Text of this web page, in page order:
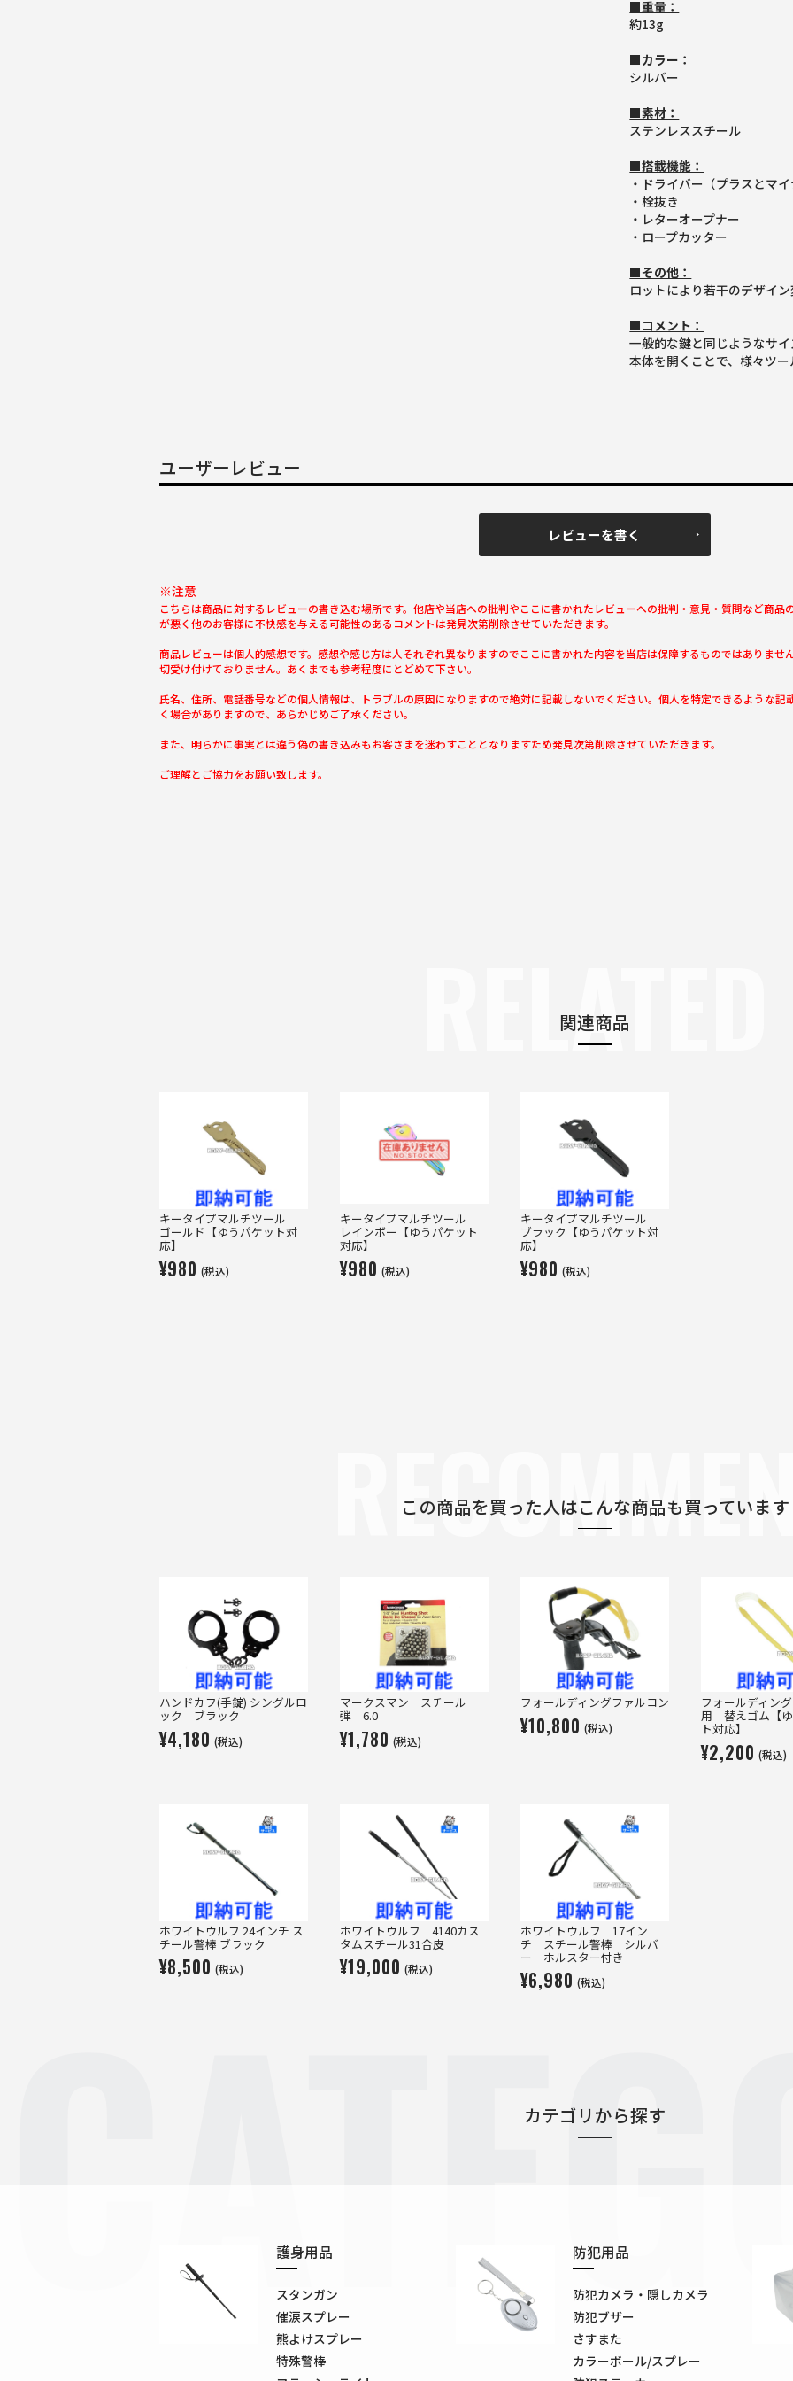
■重量：
約13g
■カラー：
シルバー
■素材：
ステンレススチール
■搭載機能：
・ドライバー（プラスとマ
・栓抜き
・レターオープナー
・ロープカッター
■その他：
ロットにより若干のデザイ
■コメント：
一般的な鍵と同じようなサ
本体を開くことで、様々ツ
ユーザーレビュー
レビューを書く
※注意
こちらは商品に対するレビューの書き込む場所です。他店や当店への批判やここに書かれたレビューへの批判・意見・質問など商
が悪く他のお客様に不快感を与える可能性のあるコメントは発見次第削除させていただきます。
商品レビューは個人的感想です。感想や感じ方は人それぞれ異なりますのでここに書かれた内容を当店は保障するものではありま
切受け付けておりません。あくまでも参考程度にとどめて下さい。
氏名、住所、電話番号などの個人情報は、トラブルの原因になりますので絶対に記載しないでください。個人を特定できるような
く場合がありますので、あらかじめご了承ください。
また、明らかに事実とは違う偽の書き込みもお客さまを迷わすこととなりますため発見次第削除させていただきます。
ご理解とご協力をお願い致します。
関連商品
RELATED
キータイプマルチツール
ゴールド【ゆうパケット対
応】
¥980 (税込)
キータイプマルチツール
レインボー【ゆうパケット
対応】
¥980 (税込)
キータイプマルチツール
ブラック【ゆうパケット対
応】
¥980 (税込)
この商品を買った人はこんな商品も買っています
ハンドカフ(手錠) シングルロ
ック ブラック
¥4,180 (税込)
マークスマン スチール
弾 6.0
¥1,780 (税込)
フォールディングファルコン
¥10,800 (税込)
フォールディン
用 替えゴム【
ト対応】
¥2,200 (税込)
ホワイトウルフ 24インチ ス
チール警棒 ブラック
¥8,500 (税込)
ホワイトウルフ 4140カス
タムスチール31合皮
¥19,000 (税込)
ホワイトウルフ 17イン
チ スチール警棒 シルバ
ー ホルスター付き
¥6,980 (税込)
カテゴリから探す
護身用品
スタンガン
催涙スプレー
熊よけスプレー
特殊警棒
防犯用品
防犯カメラ・隠しカメラ
防犯ブザー
さすまた
カラーボール/スプレー